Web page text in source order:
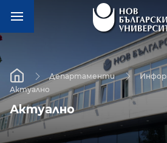
Департаменти
Актуално
Актуално